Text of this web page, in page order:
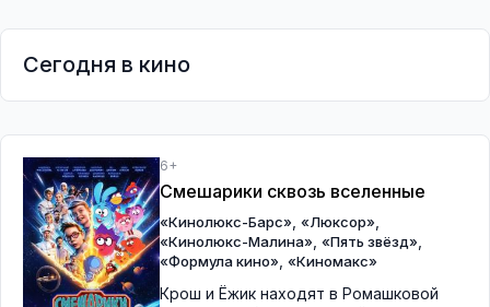
Сегодня в кино
6+
Смешарики сквозь вселенные
«Кинолюкс-Барс», «Люксор»,
«Кинолюкс-Малина», «Пять звёзд»,
«Формула кино», «Киномакс»
Крош и Ёжик находят в Ромашковой